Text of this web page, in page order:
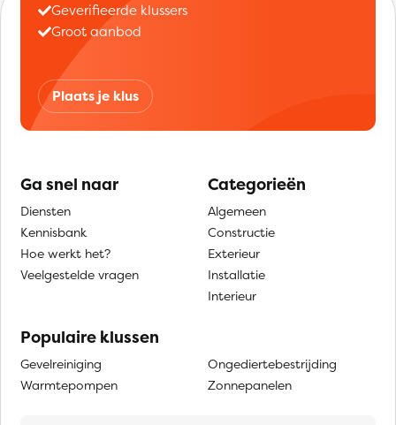
Geverifieerde klussers
Groot aanbod
Plaats je klus
Ga snel naar
Diensten
Kennisbank
Hoe werkt het?
Veelgestelde vragen
Categorieën
Algemeen
Constructie
Exterieur
Installatie
Interieur
Populaire klussen
Gevelreiniging
Warmtepompen
Ongediertebestrijding
Zonnepanelen